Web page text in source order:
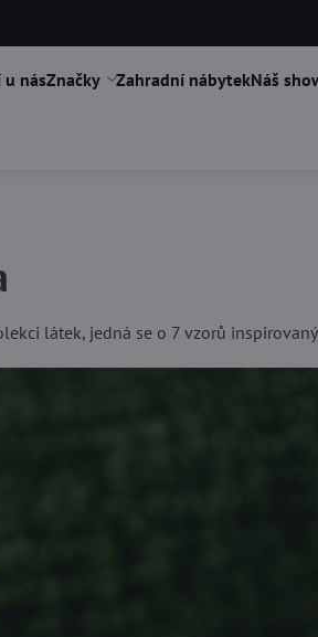
u násZnačky Zahradní nábytekNáš
látek, jedná se o 7 vzorů